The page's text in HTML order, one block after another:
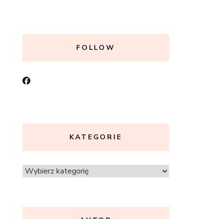
FOLLOW
KATEGORIE
Kategorie